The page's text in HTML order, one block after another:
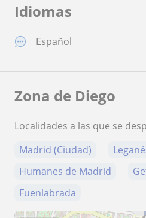
Idiomas
Español
Zona de Diego
Localidades a las que se
Madrid (Ciudad)
Humanes de Madrid
Fuenlabrada